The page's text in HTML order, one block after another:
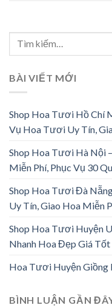
BÀI VIẾT MỚI
Shop Hoa Tươi Hồ Chí
Vụ Hoa Tươi Uy Tín,
Shop Hoa Tươi Hà Nội
Miễn Phí, Phục Vụ 30
Shop Hoa Tươi Đà
Uy Tín, Giao Hoa Miễn
Shop Hoa Tươi Huyện
Nhanh Hoa Đẹp Giá Tốt
Hoa Tươi Huyện Giồng
BÌNH LUẬN GẦN